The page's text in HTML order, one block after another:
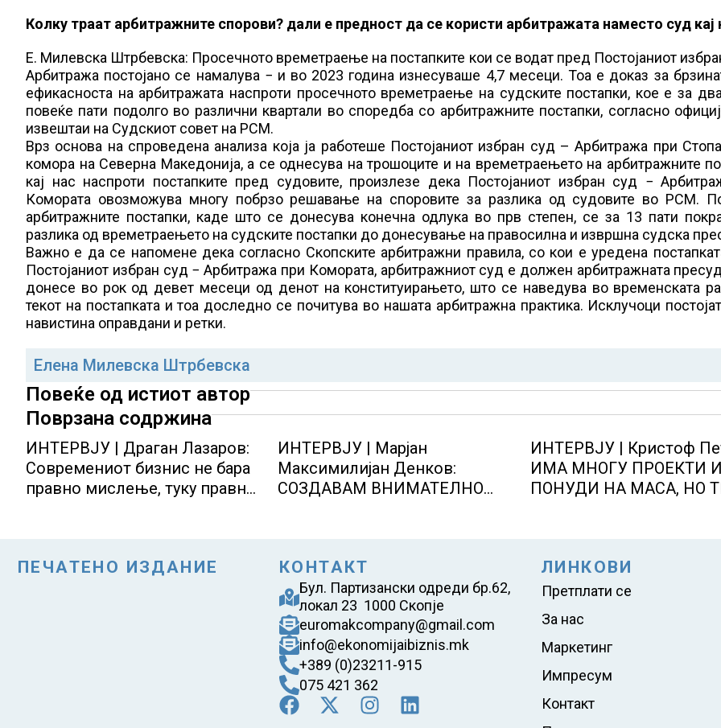
Колку траат арбитражните спорови? дали е предност да се користи арбитражата наместо суд кај
Е. Милевска Штрбевска: Просечното времетраење на постапките кои се водат пред Постојаниот
Арбитража постојано се намалува − и во 2023 година изнесуваше 4,7 месеци. Тоа е доказ за
ефикасноста на арбитражата наспроти просечното времетраење на судските постапки, кое е за
повеќе пати подолго во различни квартали во споредба со арбитражните постапки, согласно
извештаи на Судскиот совет на РСМ.
Врз основа на спроведена анализа која ја работеше Постојаниот избран суд – Арбитража при
комора на Северна Македонија, а се однесува на трошоците и на времетраењето на арбитражните
кај нас наспроти постапките пред судовите, произлезе дека Постојаниот избран суд −
Комората овозможува многу побрзо решавање на споровите за разлика од судовите во РСМ.
арбитражните постапки, каде што се донесува конечна одлука во прв степен, се за 13 пати
разлика од времетраењето на судските постапки до донесување на правосилна и извршна судска
Важно е да се напомене дека согласно Скопските арбитражни правила, со кои е уредена
Постојаниот избран суд − Арбитража при Комората, арбитражниот суд е должен арбитражната
донесе во рок од девет месеци од денот на конституирањето, што се наведува во временската
текот на постапката и тоа доследно се почитува во нашата арбитражна практика. Исклучоци
навистина оправдани и ретки.
Елена Милевска Штрбевска
Повеќе од истиот автор
Поврзана содржина
ИНТЕРВЈУ | Драган Лазаров:
Современиот бизнис не бара
правно мислење, туку правно
ИНТЕРВЈУ | Марјан
Максимилијан Денков:
СОЗДАВАМ ВНИМАТЕЛНО
ИНТЕРВЈУ | Кристоф
ИМА МНОГУ ПРОЕКТИ И
ПОНУДИ НА МАСА, НО
ПЕЧАТЕНО ИЗДАНИЕ КОНТАКТ
Бул. Партизански одреди бр.62,
локал 23 1000 Скопје
euromakcompany@gmail.com
info@ekonomijaibiznis.mk
+389 (0)23211-915
075 421 362
ЛИНКОВИ
Претплати се
За нас
Маркетинг
Импресум
Контакт